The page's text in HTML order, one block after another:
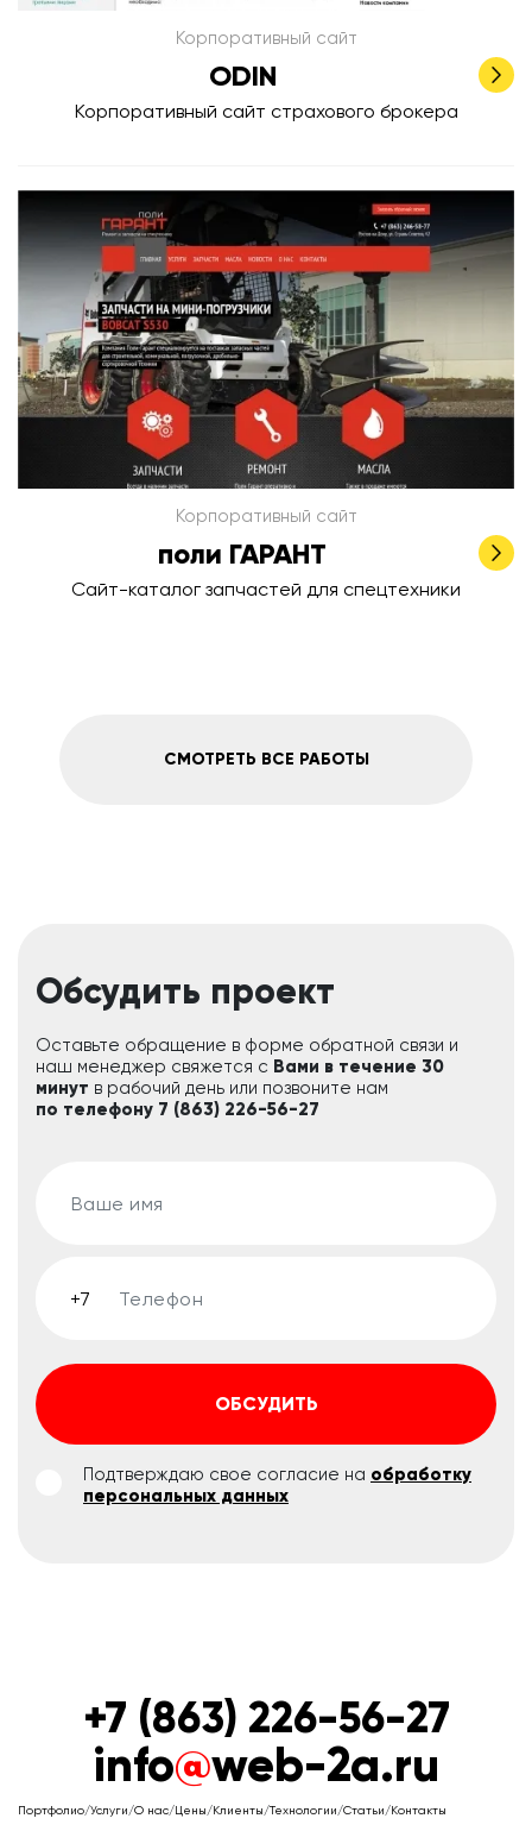
Корпоративный сайт
ODIN
Корпоративный сайт страхового брокера
Корпоративный сайт
поли ГАРАНТ
Сайт-каталог запчастей для спецтехники
СМОТРЕТЬ ВСЕ РАБОТЫ
Обсудить проект
Оставьте обращение в форме обратной связи и
наш менеджер свяжется с Вами в течение 30
минут в рабочий день или позвоните нам
по телефону 7 (863) 226-56-27
ОБСУДИТЬ
Подтверждаю свое согласие на обработку
персональных данных
+7 (863) 226-56-27
info@web-2a.ru
Портфолио/Услуги/О нас/Цены/Клиенты/Технологии/Статьи/Контакты